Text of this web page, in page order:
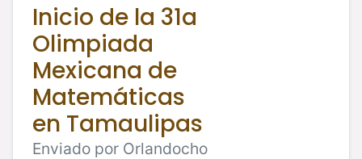
Inicio de la 31a
Olimpiada
Mexicana de
Matemáticas
en Tamaulipas
Enviado por Orlandocho